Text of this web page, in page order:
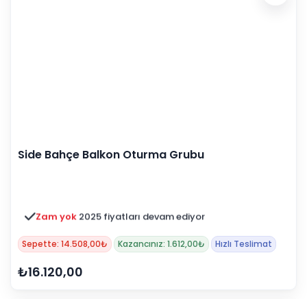
Side Bahçe Balkon Oturma Grubu
Zam yok 2025 fiyatları devam ediyor
Sepette: 14.508,00₺ Kazancınız: 1.612,00₺ Hızlı Teslimat
₺16.120,00